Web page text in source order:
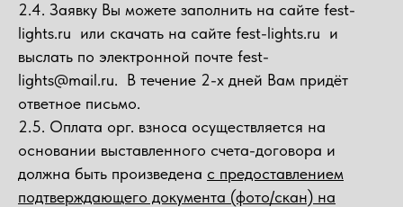
2.4. Заявку Вы можете заполнить на сайте fest-
lights.ru или скачать на сайте fest-lights.ru и
выслать по электронной почте fest-
lights@mail.ru. В течение 2-х дней Вам придёт
ответное письмо.
2.5. Оплата орг. взноса осуществляется на
основании выставленного счета-договора и
должна быть произведена с предоставлением
подтверждающего документа (фото/скан) на